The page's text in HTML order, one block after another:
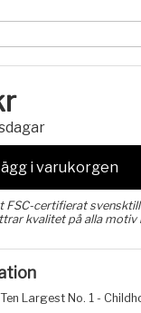
i varukorgen
FSC-certifierat
kvalitet på alla motiv
Largest No. 1 -